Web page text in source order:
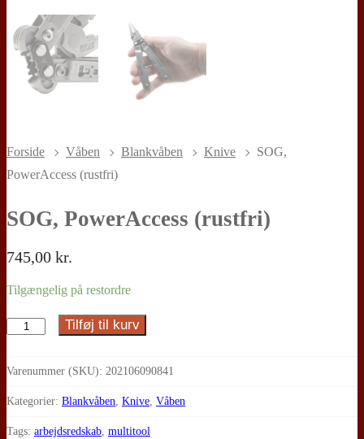
Forside Våben Blankvåben Knive
SOG,
PowerAccess (rustfri)
SOG, PowerAccess (rustfri)
745,00 kr.
Tilgængelig på restordre
SOG,
(rustfri)
antal
Tilføj til kurv
Varenummer (SKU): 202106090841
Kategorier: Blankvåben, Knive, Våben
Tags: arbejdsredskab, multitool